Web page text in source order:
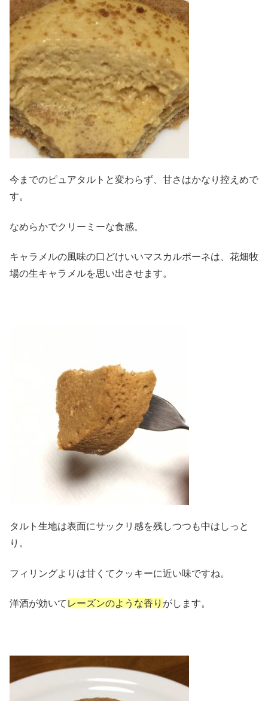
今までのピュアタルトと変わらず、甘さはかなり控えめで
す。
なめらかでクリーミーな食感。
キャラメルの風味の口どけいいマスカルポーネは、花畑牧
場の生キャラメルを思い出させます。
タルト生地は表面にサックリ感を残しつつも中はしっと
り。
フィリングよりは甘くてクッキーに近い味ですね。
洋酒が効いて レーズンのような香り がします。